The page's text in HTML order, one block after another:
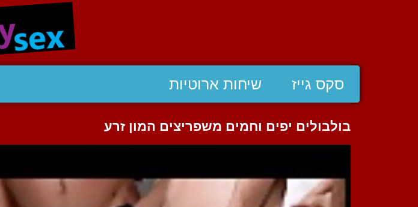
סקס גייז שיחות ארוטיות
בולבולים יפים וחמים משפריצים המון זרע